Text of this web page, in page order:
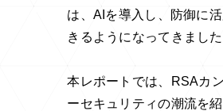
は、AIを導入し、防御に
きるようになってきました
本レポートでは、RSAカ
ーセキュリティの潮流を紹